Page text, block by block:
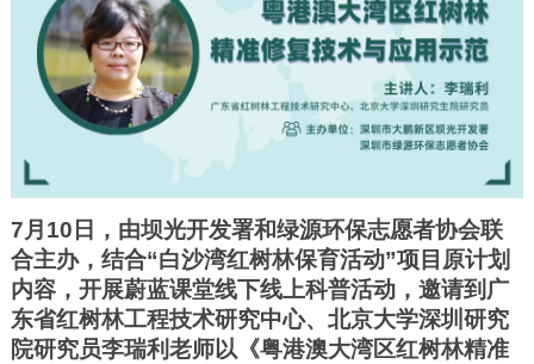
7月10日，由坝光开发署和绿源环保志愿者协会联
合主办，结合“白沙湾红树林保育活动”项目原计划
内容，开展蔚蓝课堂线下线上科普活动，邀请到广
东省红树林工程技术研究中心、北京大学深圳研究
院研究员李瑞利老师以《粤港澳大湾区红树林精准